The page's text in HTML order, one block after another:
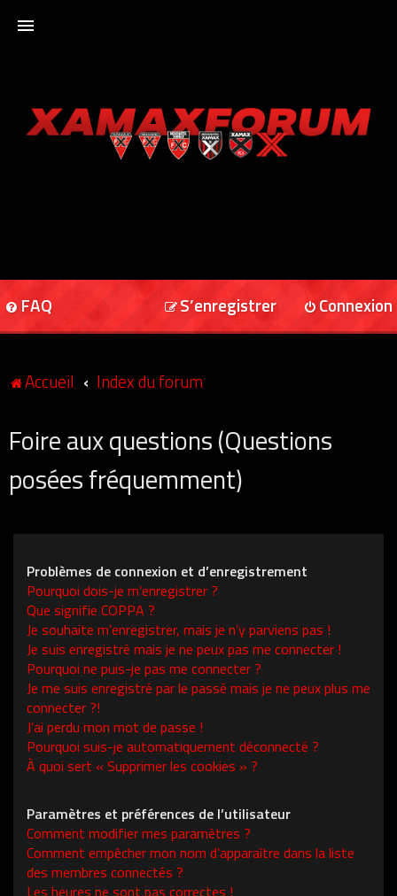
XAMAXFORUM
FAQ Connexion
S’enregistrer
Accueil Index du forum
Foire aux questions (Questions
posées fréquemment)
Problèmes de connexion et d’enregistrement
Pourquoi dois-je m’enregistrer ?
Que signifie COPPA ?
Je souhaite m’enregistrer, mais je n’y parviens pas !
Je suis enregistré mais je ne peux pas me connecter !
Pourquoi ne puis-je pas me connecter ?
Je me suis enregistré par le passé mais je ne peux plus me
connecter ?!
J’ai perdu mon mot de passe !
Pourquoi suis-je automatiquement déconnecté ?
À quoi sert « Supprimer les cookies » ?
Paramètres et préférences de l’utilisateur
Comment modifier mes paramètres ?
Comment empêcher mon nom d’apparaître dans la liste
des membres connectés ?